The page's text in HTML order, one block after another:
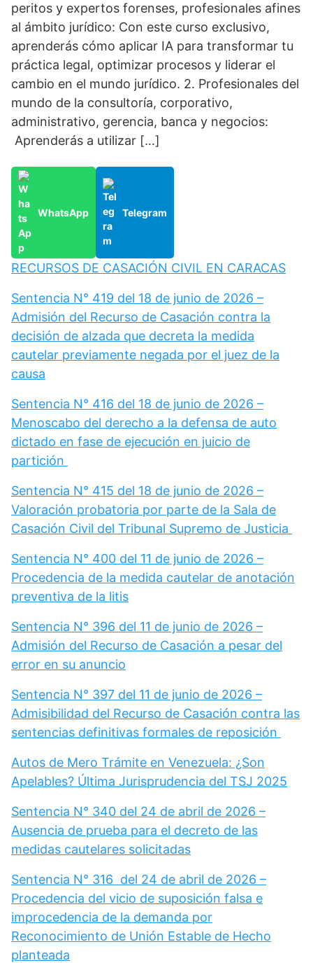
peritos y expertos forenses, profesionales afines
al ámbito jurídico: Con este curso exclusivo,
aprenderás cómo aplicar IA para transformar tu
práctica legal, optimizar procesos y liderar el
cambio en el mundo jurídico. 2. Profesionales del
mundo de la consultoría, corporativo,
administrativo, gerencia, banca y negocios:
Aprenderás a utilizar […]
WhatsApp Telegram
RECURSOS DE CASACIÓN CIVIL EN CARACAS
Sentencia N° 419 del 18 de junio de 2026 –
Admisión del Recurso de Casación contra la
decisión de alzada que decreta la medida
cautelar previamente negada por el juez de la
causa
Sentencia N° 416 del 18 de junio de 2026 –
Menoscabo del derecho a la defensa de auto
dictado en fase de ejecución en juicio de
partición
Sentencia N° 415 del 18 de junio de 2026 –
Valoración probatoria por parte de la Sala de
Casación Civil del Tribunal Supremo de Justicia
Sentencia N° 400 del 11 de junio de 2026 –
Procedencia de la medida cautelar de anotación
preventiva de la litis
Sentencia N° 396 del 11 de junio de 2026 –
Admisión del Recurso de Casación a pesar del
error en su anuncio
Sentencia N° 397 del 11 de junio de 2026 –
Admisibilidad del Recurso de Casación contra las
sentencias definitivas formales de reposición
Autos de Mero Trámite en Venezuela: ¿Son
Apelables? Última Jurisprudencia del TSJ 2025
Sentencia N° 340 del 24 de abril de 2026 –
Ausencia de prueba para el decreto de las
medidas cautelares solicitadas
Sentencia N° 316 del 24 de abril de 2026 –
Procedencia del vicio de suposición falsa e
improcedencia de la demanda por
Reconocimiento de Unión Estable de Hecho
planteada